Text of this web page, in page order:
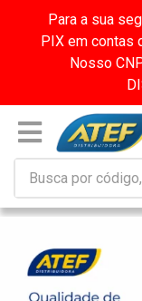
Para a sua
PIX em contas
Nosso